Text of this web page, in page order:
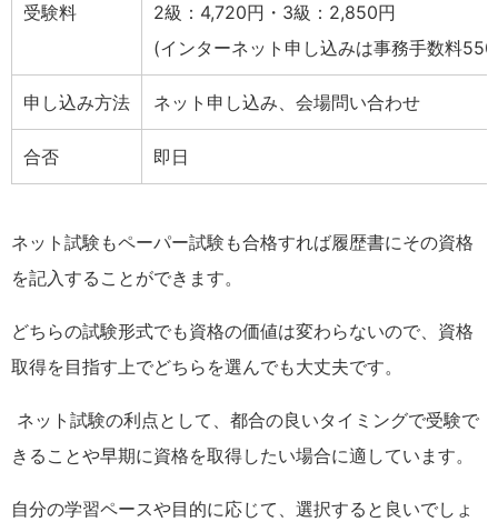
受験料
2級：4,720円・3級：2,850円
(インターネット申し込みは事務手数料
申し込み方法 ネット申し込み、会場問い合わせ
合否 即日
ネット試験もペーパー試験も合格すれば履歴書にその資格
を記入することができます。
どちらの試験形式でも資格の価値は変わらないので、資格
取得を目指す上でどちらを選んでも大丈夫です。
ネット試験の利点として、都合の良いタイミングで受験で
きることや早期に資格を取得したい場合に適しています。
自分の学習ペースや目的に応じて、選択すると良いでしょ